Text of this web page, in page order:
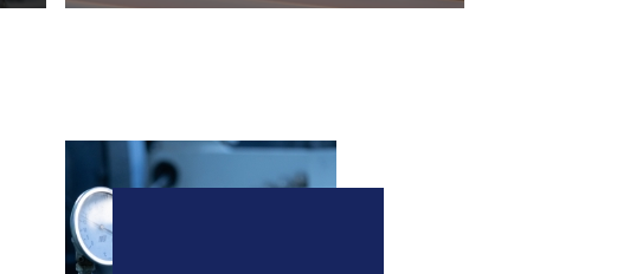
complemento de todas las energías verdes
para satisfacer y descarbonizar muchos usos y
puede convertirse en el pilar de los territorios
100% renovables.